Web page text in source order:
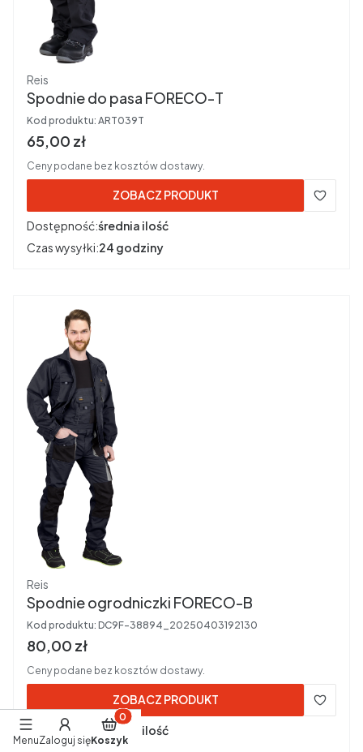
Producent
Reis
Spodnie do pasa FORECO-T
Kod produktu: ART039T
Cena brutto
65,00 zł
Ceny podane bez kosztów dostawy.
ZOBACZ PRODUKT
Dostępność:średnia ilość
Czas wysyłki:24 godziny
Producent
Reis
Spodnie ogrodniczki FORECO-B
Kod produktu: DC9F-38894_20250403192130
Cena brutto
80,00 zł
Ceny podane bez kosztów dostawy.
ZOBACZ PRODUKT
Dostępność:
średnia ilość
MenuZaloguj się
Produkty w koszyku: 0. Zobacz szczegóły
Koszyk